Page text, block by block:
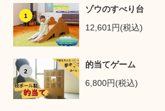
1
ゾウのすべり台
12,601円(税込)
2
的当てゲーム
6,800円(税込)